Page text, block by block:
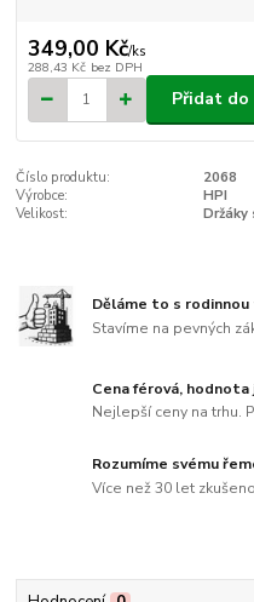
349,00 Kč/ks
288,43 Kč bez DPH
Přidat do
Číslo produktu:
2068
Výrobce:
HPI
Velikost:
Držáky
Děláme to s
Stavíme na pevných
Cena férová,
Nejlepší ceny na trhu.
Rozumíme svému
Více než 30 let